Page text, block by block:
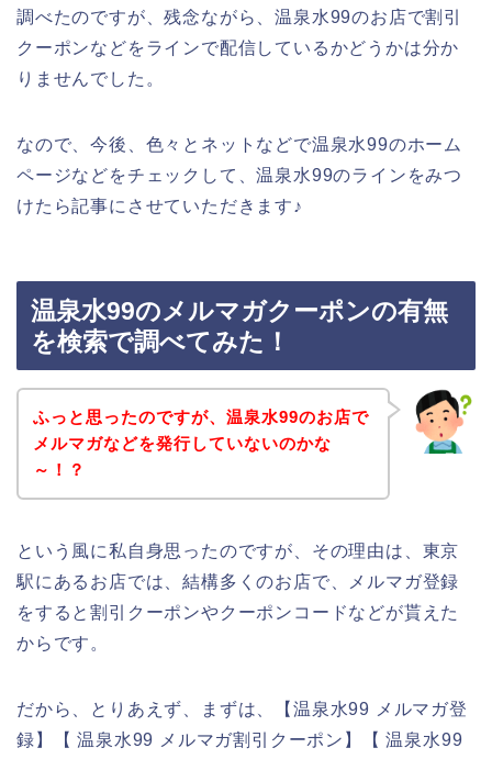
調べたのですが、残念ながら、温泉水99のお店で割引
クーポンなどをラインで配信しているかどうかは分か
りませんでした。
なので、今後、色々とネットなどで温泉水99のホーム
ページなどをチェックして、温泉水99のラインをみつ
けたら記事にさせていただきます♪
温泉水99のメルマガクーポンの有無
を検索で調べてみた！
ふっと思ったのですが、温泉水99のお店で
メルマガなどを発行していないのかな
～！？
という風に私自身思ったのですが、その理由は、東京
駅にあるお店では、結構多くのお店で、メルマガ登録
をすると割引クーポンやクーポンコードなどが貰えた
からです。
だから、とりあえず、まずは、【温泉水99 メルマガ登
録】【 温泉水99 メルマガ割引クーポン】【 温泉水99